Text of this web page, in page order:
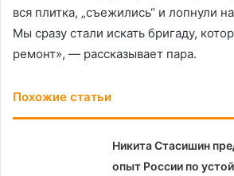
вся плитка, „съежились“ и лопнули
Мы сразу стали искать бригаду,
ремонт», — рассказывает пара.
Похожие статьи
Никита Стасишин
опыт России по